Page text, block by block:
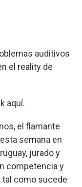
auditivos
el reality de
aquí.
el flamante
semana en
jurado y
competencia y
tal como sucede